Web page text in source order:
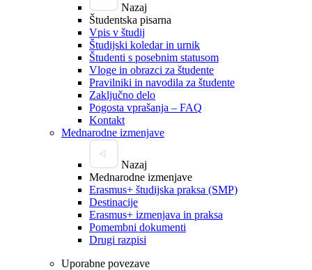
Nazaj
Študentska pisarna
Vpis v študij
Študijski koledar in urnik
Študenti s posebnim statusom
Vloge in obrazci za študente
Pravilniki in navodila za študente
Zaključno delo
Pogosta vprašanja – FAQ
Kontakt
Mednarodne izmenjave
Nazaj
Mednarodne izmenjave
Erasmus+ študijska praksa (SMP)
Destinacije
Erasmus+ izmenjava in praksa
Pomembni dokumenti
Drugi razpisi
Uporabne povezave